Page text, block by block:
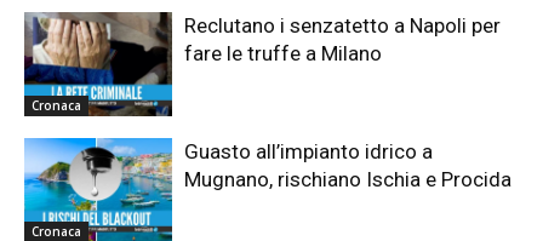
Cronaca
Reclutano i senzatetto a Napoli per
fare le truffe a Milano
Cronaca
Guasto all’impianto idrico a
Mugnano, rischiano Ischia e Procida